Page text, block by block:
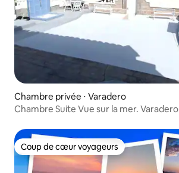
Chambre privée ⋅ Varadero
Chambre Suite Vue sur la mer. Varadero
Coup de cœur voyageurs
Coup de cœur voyageurs